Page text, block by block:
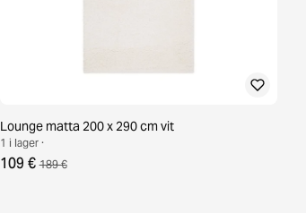
Lounge matta 200 x 290 cm vit
1 i lager ·
109 € 189 €